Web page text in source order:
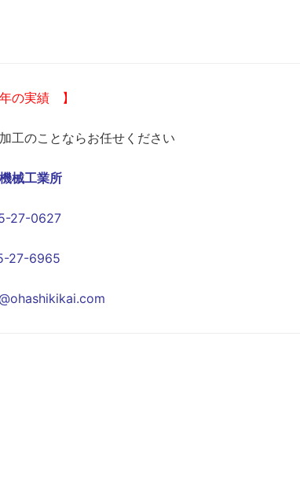
の実績 】
工のことならお任せください
械工業所
27-0627
27-6965